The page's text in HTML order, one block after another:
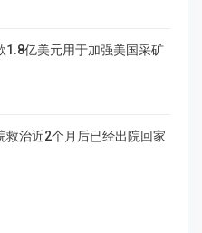
1.8亿美元用于加强美国采矿
救治近2个月后已经出院回家